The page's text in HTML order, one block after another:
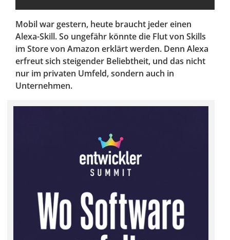
Mobil war gestern, heute braucht jeder einen
Alexa-Skill. So ungefähr könnte die Flut von Skills
im Store von Amazon erklärt werden. Denn Alexa
erfreut sich steigender Beliebtheit, und das nicht
nur im privaten Umfeld, sondern auch in
Unternehmen.